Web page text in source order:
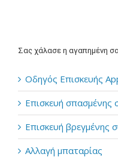
Σας χάλασε η αγαπημένη
Οδηγός Επισκευής
Επισκευή σπασμένης
Επισκευή βρεγμένης
Αλλαγή μπαταρίας